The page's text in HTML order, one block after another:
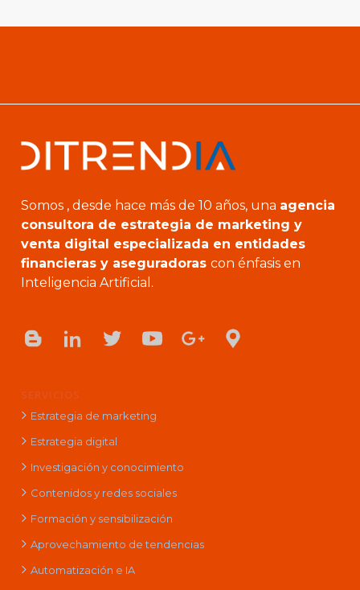
Somos , desde hace más de 10 años, una agencia
consultora de estrategia de marketing y
venta digital especializada en entidades
financieras y aseguradoras con énfasis en
Inteligencia Artificial.
SERVICIOS
Estrategia de marketing
Estrategia digital
Investigación y conocimiento
Contenidos y redes sociales
Formación y sensibilización
Aprovechamiento de tendencias
Automatización e IA